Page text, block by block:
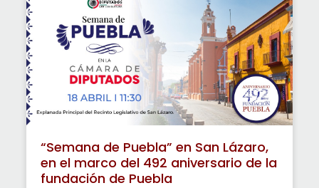
“Semana de Puebla” en San Lázaro,
en el marco del 492 aniversario de la
fundación de Puebla